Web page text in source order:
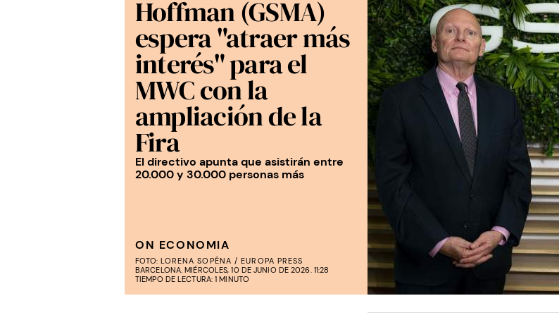
Hoffman (GSMA)
espera "atraer más
interés" para el
MWC con la
ampliación de la
Fira
El directivo apunta que asistirán entre
20.000 y 30.000 personas más
ON ECONOMIA
FOTO: LORENA SOPÊNA / EUROPA PRESS
BARCELONA. MIÉRCOLES, 10 DE JUNIO DE 2026. 11:28
TIEMPO DE LECTURA: 1 MINUTO